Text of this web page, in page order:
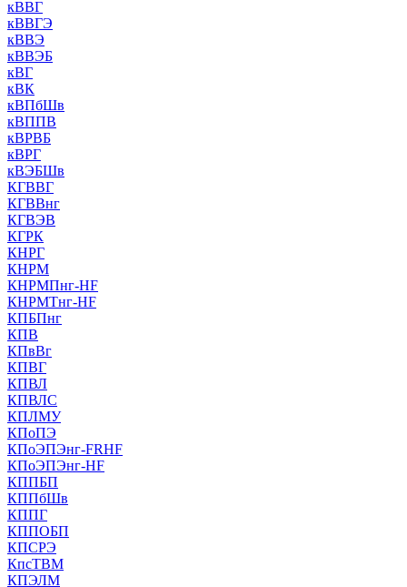
кВВГ
кВВГЭ
кВВЭ
кВВЭБ
кВГ
кВК
кВПбШв
кВППВ
кВРВБ
кВРГ
кВЭБШв
КГВВГ
КГВВнг
КГВЭВ
КГРК
КНРГ
КНРМ
КНРМПнг-HF
КНРМТнг-HF
КПБПнг
КПВ
КПвВг
КПВГ
КПВЛ
КПВЛС
КПЛМУ
КПоПЭ
КПоЭПЭнг-FRHF
КПоЭПЭнг-HF
КППБП
КППбШв
КППГ
КППОБП
КПСРЭ
КпсТВМ
КПЭЛМ